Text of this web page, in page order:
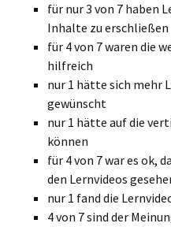
für nur 3 von 7 haben
Inhalte zu erschließen
für 4 von 7 waren die
hilfreich
nur 1 hätte sich mehr
gewünscht
nur 1 hätte auf die
können
für 4 von 7 war es ok,
den Lernvideos
nur 1 fand die
4 von 7 sind der